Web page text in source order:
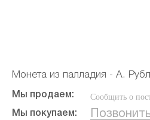
Монета из палладия - А.
Мы продаем: Сообщить о
Мы покупаем: